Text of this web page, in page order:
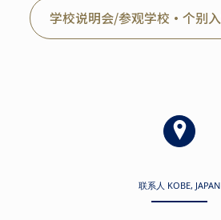
学校说明会/参观学校・个别
联系人 KOBE, JAPAN